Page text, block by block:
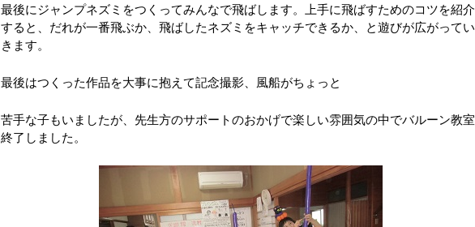
最後にジャンプネズミをつくってみんなで飛ばします。上手に飛ばすためのコツを紹介
すると、だれが一番飛ぶか、飛ばしたネズミをキャッチできるか、と遊びが広がってい
きます。
最後はつくった作品を大事に抱えて記念撮影、風船がちょっと
苦手な子もいましたが、先生方のサポートのおかげで楽しい雰囲気の中でバルーン教室
終了しました。